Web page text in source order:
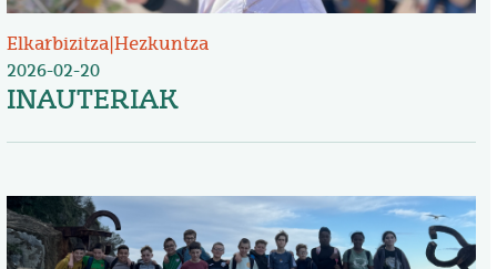
Elkarbizitza| Hezkuntza
2026-02-20
INAUTERIAK
Irudia